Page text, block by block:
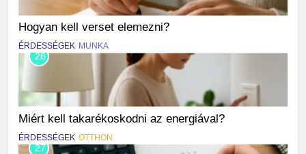
Hogyan kell verset elemezni?
ÉRDESSÉGEK MUNKA
26
Miért kell takarékoskodni az energiával?
ÉRDESSÉGEK OTTHON
27